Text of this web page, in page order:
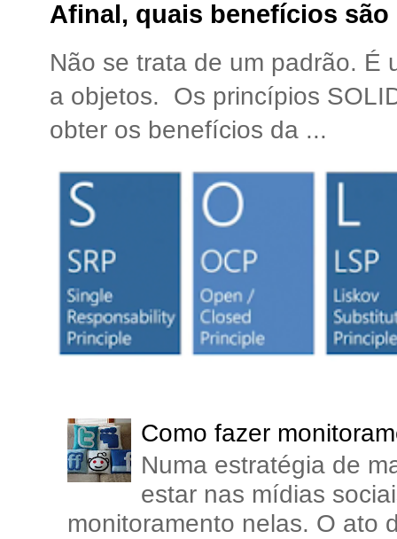
Afinal, quais benefícios
Não se trata de um padrão. É
a objetos. Os princípios
obter os benefícios da ...
Como fazer
Numa estratégia de
estar nas mídias
monitoramento nelas. O ato